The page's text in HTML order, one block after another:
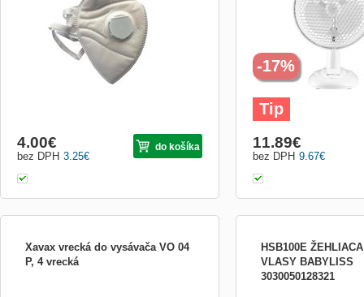
odpovídá normě EN149: 2001+A1 2009 a
EN14683:2019...
3.25€
bez DPH
4.00€ do košíka
9.67€
bez DPH
11.89€
Tip
-17%
Xavax vrecká do vysávača VO 04
P, 4 vrecká
HSB100E
VLASY BABYLISS
3030050128321